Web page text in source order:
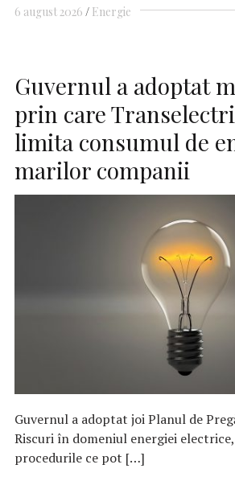
6 august 2026 Energie
Guvernul a adoptat
prin care
limita consumul de
marilor companii
Guvernul a adoptat joi Planul de
Riscuri în domeniul energiei
procedurile ce pot […]